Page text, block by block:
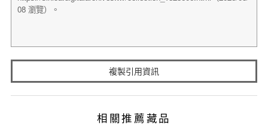
複製引用資訊
相關推薦藏品